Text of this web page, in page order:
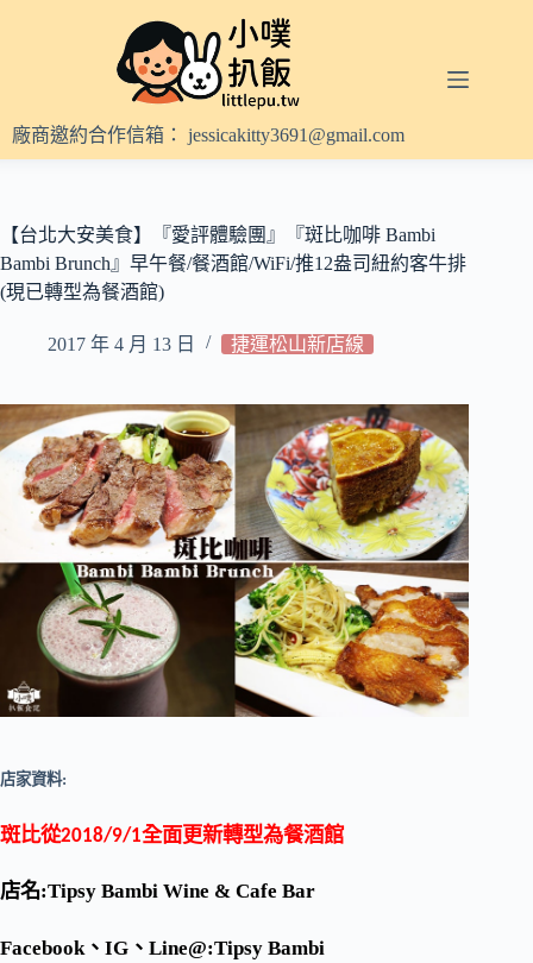
內
容
廠商邀約合作信箱： jessicakitty3691@gmail.com
【台北大安美食】『愛評體驗團』『斑比咖啡 Bambi
Bambi Brunch』早午餐/餐酒館/WiFi/推12盎司紐約客牛排
(現已轉型為餐酒館)
2017 年 4 月 13 日 捷運松山新店線
店家資料:
斑比從2018/9/1全面更新轉型為餐酒館
店名:Tipsy Bambi Wine & Cafe Bar
Facebook 、 IG 、 Line@:Tipsy Bambi